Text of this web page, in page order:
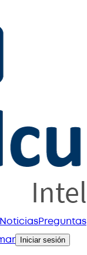
NoticiasPreguntas
Iniciar sesión